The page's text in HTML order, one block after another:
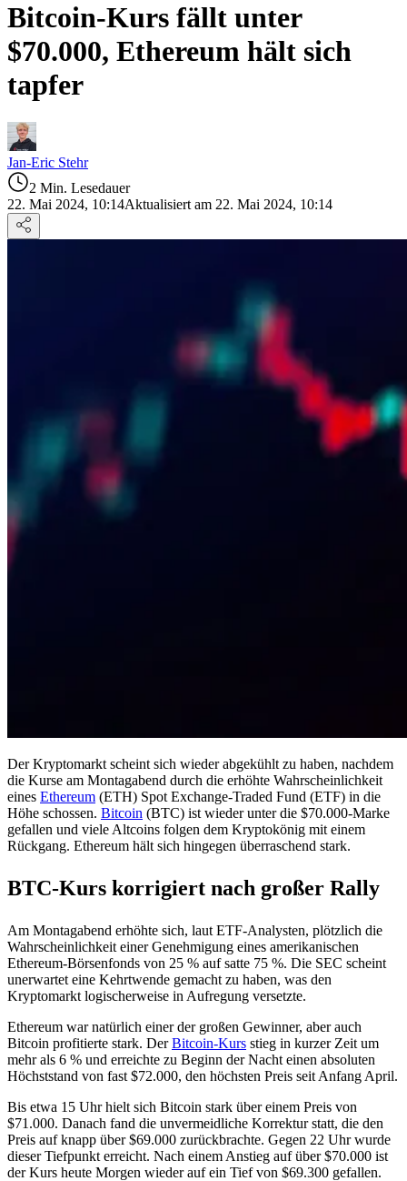
Bitcoin-Kurs fällt unter
$70.000, Ethereum hält sich
tapfer
Jan-Eric Stehr
2 Min. Lesedauer
22. Mai 2024, 10:14Aktualisiert am 22. Mai 2024, 10:14
Der Kryptomarkt scheint sich wieder abgekühlt zu haben, nachdem
die Kurse am Montagabend durch die erhöhte Wahrscheinlichkeit
eines Ethereum (ETH) Spot Exchange-Traded Fund (ETF) in die
Höhe schossen. Bitcoin (BTC) ist wieder unter die $70.000-Marke
gefallen und viele Altcoins folgen dem Kryptokönig mit einem
Rückgang. Ethereum hält sich hingegen überraschend stark.
BTC-Kurs korrigiert nach großer Rally
Am Montagabend erhöhte sich, laut ETF-Analysten, plötzlich die
Wahrscheinlichkeit einer Genehmigung eines amerikanischen
Ethereum-Börsenfonds von 25 % auf satte 75 %. Die SEC scheint
unerwartet eine Kehrtwende gemacht zu haben, was den
Kryptomarkt logischerweise in Aufregung versetzte.
Ethereum war natürlich einer der großen Gewinner, aber auch
Bitcoin profitierte stark. DerBitcoin-Kurs stieg in kurzer Zeit um
mehr als 6 % und erreichte zu Beginn der Nacht einen absoluten
Höchststand von fast $72.000, den höchsten Preis seit Anfang April.
Bis etwa 15 Uhr hielt sich Bitcoin stark über einem Preis von
$71.000. Danach fand die unvermeidliche Korrektur statt, die den
Preis auf knapp über $69.000 zurückbrachte. Gegen 22 Uhr wurde
dieser Tiefpunkt erreicht. Nach einem Anstieg auf über $70.000 ist
der Kurs heute Morgen wieder auf ein Tief von $69.300 gefallen.